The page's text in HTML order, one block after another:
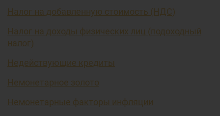
Налог на добавленную стоимость (НДС)
Налог на доходы физических лиц (подоходный
налог)
Недействующие кредиты
Немонетарное золото
Немонетарные факторы инфляции